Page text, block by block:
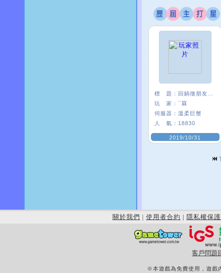
標 題：
玩 家： ¯罧
伺服器： 溫柔巨蟹
人 氣： 18830
2019/10/31
關於我們 | 使用者合約 | 隱私權保護
客戶問題
※本遊戲為免費使用，遊戲